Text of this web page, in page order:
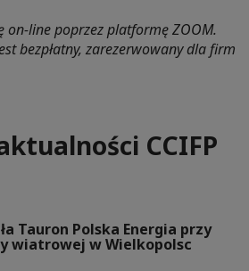
on-line poprzez platformę ZOOM.
bezpłatny, zarezerwowany dla firm
CCIFP
Tauron Polska Energia przy
wiatrowej w Wielkopolsc